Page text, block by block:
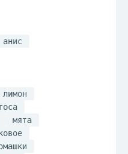
анис
лимон
мята